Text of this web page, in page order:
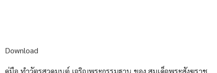
Download